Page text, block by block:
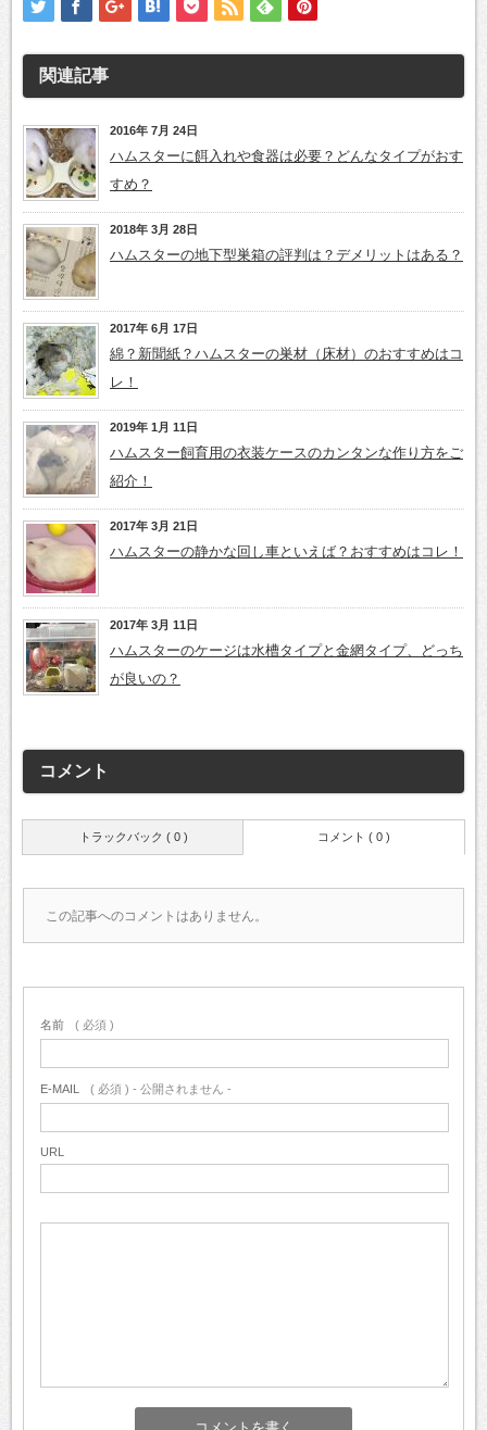
関連記事
2016年 7月 24日
ハムスターに餌入れや食器は必要？どんなタイプがおす
すめ？
2018年 3月 28日
ハムスターの地下型巣箱の評判は？デメリットはある？
2017年 6月 17日
綿？新聞紙？ハムスターの巣材（床材）のおすすめはコ
レ！
2019年 1月 11日
ハムスター飼育用の衣装ケースのカンタンな作り方をご
紹介！
2017年 3月 21日
ハムスターの静かな回し車といえば？おすすめはコレ！
2017年 3月 11日
ハムスターのケージは水槽タイプと金網タイプ、どっち
が良いの？
コメント
トラックバック ( 0 ) コメント ( 0 )
この記事へのコメントはありません。
名前 ( 必須 )
E-MAIL ( 必須 ) - 公開されません -
URL